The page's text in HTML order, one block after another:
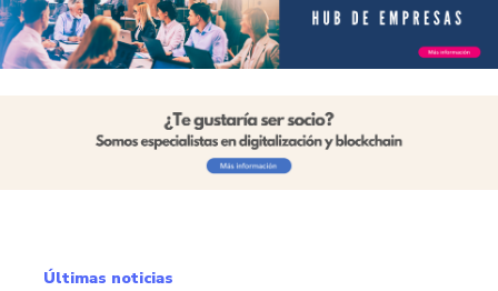
Últimas noticias